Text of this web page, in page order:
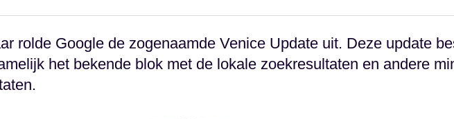
rolde Google de zogenaamde Venice Update uit. Deze update
het bekende blok met de lokale zoekresultaten en andere